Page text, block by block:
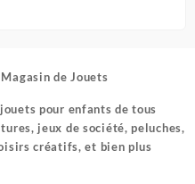
de Jouets
pour enfants de tous
jeux de société, peluches,
créatifs, et bien plus